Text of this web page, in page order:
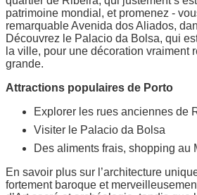
patrimoine mondial, et promenez -
remarquable Avenida dos Aliados,
Découvrez le Palacio da Bolsa, qui
la ville, pour une décoration vraiment
grande.
Attractions populaires de Porto
Explorer les rues anciennes de
Visiter le Palacio da Bolsa
Des aliments frais, shopping au
En savoir plus sur l’architecture
fortement baroque et